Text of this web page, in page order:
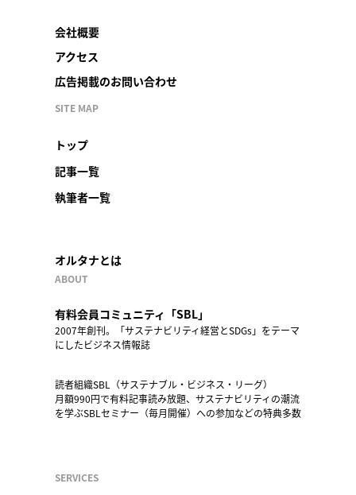
会社概要
アクセス
広告掲載のお問い合わせ
SITE MAP
トップ
記事一覧
執筆者一覧
オルタナとは
ABOUT
有料会員コミュニティ「SBL」
2007年創刊。「サステナビリティ経営とSDGs」をテーマ
にしたビジネス情報誌
読者組織SBL（サステナブル・ビジネス・リーグ）
月額990円で有料記事読み放題、サステナビリティの潮流
を学ぶSBLセミナー（毎月開催）への参加などの特典多数
SERVICES